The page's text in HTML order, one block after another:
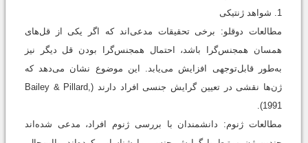
1. شواهد ژنتیکی
مطالعات دوقلو: برخی تحقیقات مدعی‌اند که اگر یکی از قل‌های
همسان همجنس‌گرا باشد، احتمال همجنس‌گرا بودن قل دیگر نیز
به‌طور قابل‌‌توجهی افزایش می‌یابد. این موضوع نشان می‌دهد که
ژن‌ها نقشی در تعیین گرایش جنسی افراد دارند (Bailey & Pillard,
1991).
مطالعات ژنوم: دانشمندان با بررسی ژنوم افراد، مدعی شده‌اند